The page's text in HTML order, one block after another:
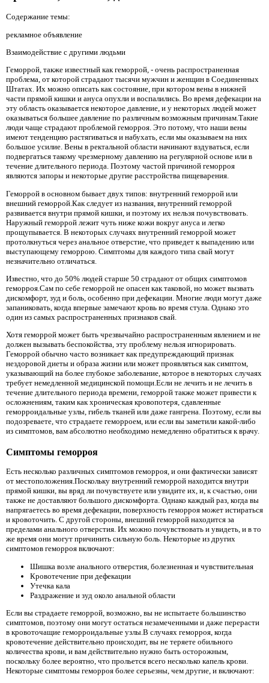
Содержание темы:
рекламное объявление
Взаимодействие с другими людьми
Геморрой, также известный как геморрой, - очень распространенная
проблема, от которой страдают тысячи мужчин и женщин в Соединенных
Штатах. Их можно описать как состояние, при котором вены в нижней
части прямой кишки и ануса опухли и воспалились. Во время дефекации на
эту область оказывается некоторое давление, и у некоторых людей может
оказываться большее давление по различным возможным причинам.Такие
люди чаще страдают проблемой геморроя. Это потому, что наши вены
имеют тенденцию растягиваться и набухать, если мы оказываем на них
большое усилие. Вены в ректальной области начинают вздуваться, если
подвергаться такому чрезмерному давлению на регулярной основе или в
течение длительного периода. Поэтому частой причиной геморроя
являются запоры и некоторые другие расстройства пищеварения.
Геморрой в основном бывает двух типов: внутренний геморрой или
внешний геморрой.Как следует из названия, внутренний геморрой
развивается внутри прямой кишки, и поэтому их нельзя почувствовать.
Наружный геморрой лежит чуть ниже кожи вокруг ануса и легко
прощупывается. В некоторых случаях внутренний геморрой может
протолкнуться через анальное отверстие, что приведет к выпадению или
выступающему геморрою. Симптомы для каждого типа свай могут
незначительно отличаться.
Известно, что до 50% людей старше 50 страдают от общих симптомов
геморроя.Сам по себе геморрой не опасен как таковой, но может вызвать
дискомфорт, зуд и боль, особенно при дефекации. Многие люди могут даже
запаниковать, когда впервые замечают кровь во время стула. Однако это
один из самых распространенных признаков свай.
Хотя геморрой может быть чрезвычайно распространенным явлением и не
должен вызывать беспокойства, эту проблему нельзя игнорировать.
Геморрой обычно часто возникает как предупреждающий признак
нездоровой диеты и образа жизни или может проявляться как симптом,
указывающий на более глубокое заболевание, которое в некоторых случаях
требует немедленной медицинской помощи.Если не лечить и не лечить в
течение длительного периода времени, геморрой также может привести к
осложнениям, таким как хроническая кровопотеря, сдавленные
геморроидальные узлы, гибель тканей или даже гангрена. Поэтому, если вы
подозреваете, что страдаете геморроем, или если вы заметили какой-либо
из симптомов, вам абсолютно необходимо немедленно обратиться к врачу.
Симптомы геморроя
Есть несколько различных симптомов геморроя, и они фактически зависят
от местоположения.Поскольку внутренний геморрой находится внутри
прямой кишки, вы вряд ли почувствуете или увидите их, и, к счастью, они
также не доставляют большого дискомфорта. Однако каждый раз, когда вы
напрягаетесь во время дефекации, поверхность геморроя может истираться
и кровоточить. С другой стороны, внешний геморрой находится за
пределами анального отверстия. Их можно почувствовать и увидеть, и в то
же время они могут причинить сильную боль. Некоторые из других
симптомов геморроя включают:
Шишка возле анального отверстия, болезненная и чувствительная
Кровотечение при дефекации
Утечка кала
Раздражение и зуд около анальной области
Если вы страдаете геморрой, возможно, вы не испытаете большинство
симптомов, поэтому они могут остаться незамеченными и даже перерасти
в кровоточащие геморроидальные узлы.В случаях геморроя, когда
кровотечение действительно происходит, вы не теряете обильного
количества крови, и вам действительно нужно быть осторожным,
поскольку более вероятно, что прольется всего несколько капель крови.
Некоторые симптомы геморроя более серьезны, чем другие, и включают: